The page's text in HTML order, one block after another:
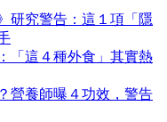
研究警告：這１項「隱
「這４種外食」其實熱
營養師曝４功效，警告